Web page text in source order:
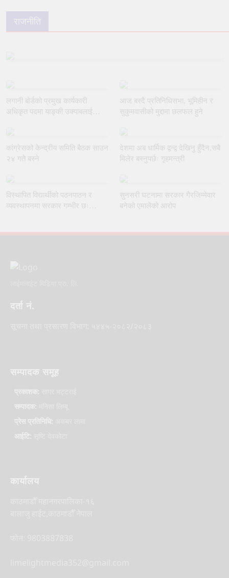
राजनीति
लगानी बोर्डको प्रमुख कार्यकारी
अधिकृत पदमा याङ्की उक्याबलाई
आज बस्दै प्रतिनिधिसभा, भूमिहीन र
सुकुमवासीको मुद्दामा छलफल हुने
कांग्रेसको केन्द्रीय समिति बैठक साउन
२४ गते बस्ने
देशमा अब धार्मिक द्वन्द्व देखिनु हुँदैन,सबै
मिलेर बस्नुपर्छः गृहमन्त्री
विस्थापित विद्यार्थीको पठनपाठन र
व्यवस्थापनमा सरकार गम्भीर छः
सुनसरी घटनामा सरकार गैरजिम्मेवार
बनेको एमालेको आरोप
दर्ता नं.
सम्पादक समूह
प्रकाशक:
सम्पादक:
प्रेस प्रतिनिधि:
आईटि:
कार्यालय